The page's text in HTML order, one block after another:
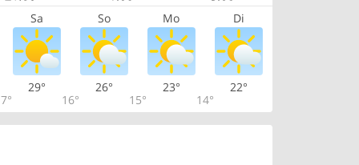
Sa So Mo Di
29°
16°
26°
15°
23°
14°
22°